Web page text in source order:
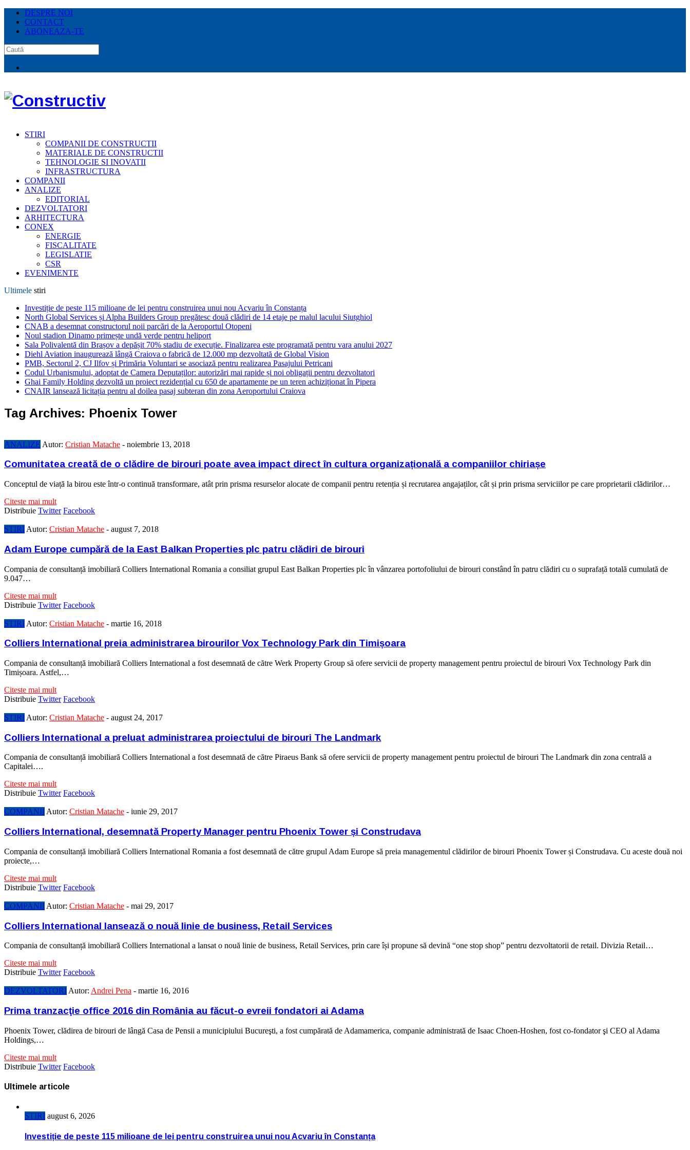
DESPRE NOI
CONTACT
ABONEAZA-TE
STIRI
COMPANII DE CONSTRUCTII
MATERIALE DE CONSTRUCTII
TEHNOLOGIE SI INOVATII
INFRASTRUCTURA
COMPANII
ANALIZE
EDITORIAL
DEZVOLTATORI
ARHITECTURA
CONEX
ENERGIE
FISCALITATE
LEGISLATIE
CSR
EVENIMENTE
Ultimele stiri
Investiție de peste 115 milioane de lei pentru construirea unui nou Acvariu în Constanța
North Global Services și Alpha Builders Group pregătesc două clădiri de 14 etaje pe malul lacului Siutghiol
CNAB a desemnat constructorul noii parcări de la Aeroportul Otopeni
Noul stadion Dinamo primește undă verde pentru heliport
Sala Polivalentă din Brașov a depășit 70% stadiu de execuție. Finalizarea este programată pentru vara anului 2027
Diehl Aviation inaugurează lângă Craiova o fabrică de 12.000 mp dezvoltată de Global Vision
PMB, Sectorul 2, CJ Ilfov și Primăria Voluntari se asociază pentru realizarea Pasajului Petricani
Codul Urbanismului, adoptat de Camera Deputaților: autorizări mai rapide și noi obligații pentru dezvoltatori
Ghai Family Holding dezvoltă un proiect rezidențial cu 650 de apartamente pe un teren achiziționat în Pipera
CNAIR lansează licitația pentru al doilea pasaj subteran din zona Aeroportului Craiova
Tag Archives: Phoenix Tower
ANALIZE Autor: Cristian Matache - noiembrie 13, 2018
Comunitatea creată de o clădire de birouri poate avea impact direct în cultura organizațională a companiilor chiriașe
Conceptul de viață la birou este într-o continuă transformare, atât prin prisma resurselor alocate de companii pentru retenția și recrutarea angajaților, cât și prin prisma serviciilor pe care proprietarii clădirilor…
Citeste mai mult
Distribuie Twitter Facebook
STIRI Autor: Cristian Matache - august 7, 2018
Adam Europe cumpără de la East Balkan Properties plc patru clădiri de birouri
Compania de consultanță imobiliară Colliers International Romania a consiliat grupul East Balkan Properties plc în vânzarea portofoliului de birouri constând în patru clădiri cu o suprafață totală cumulată de
9.047…
Citeste mai mult
Distribuie Twitter Facebook
STIRI Autor: Cristian Matache - martie 16, 2018
Colliers International preia administrarea birourilor Vox Technology Park din Timișoara
Compania de consultanță imobiliară Colliers International a fost desemnată de către Werk Property Group să ofere servicii de property management pentru proiectul de birouri Vox Technology Park din
Timișoara. Astfel,…
Citeste mai mult
Distribuie Twitter Facebook
STIRI Autor: Cristian Matache - august 24, 2017
Colliers International a preluat administrarea proiectului de birouri The Landmark
Compania de consultanță imobiliară Colliers International a fost desemnată de către Piraeus Bank să ofere servicii de property management pentru proiectul de birouri The Landmark din zona centrală a
Capitalei….
Citeste mai mult
Distribuie Twitter Facebook
COMPANIIAutor: Cristian Matache - iunie 29, 2017
Colliers International, desemnată Property Manager pentru Phoenix Tower și Construdava
Compania de consultanță imobiliară Colliers International Romania a fost desemnată de către grupul Adam Europe să preia managementul clădirilor de birouri Phoenix Tower și Construdava. Cu aceste două noi
proiecte,…
Citeste mai mult
Distribuie Twitter Facebook
COMPANII Autor: Cristian Matache - mai 29, 2017
Colliers International lansează o nouă linie de business, Retail Services
Compania de consultanță imobiliară Colliers International a lansat o nouă linie de business, Retail Services, prin care își propune să devină “one stop shop” pentru dezvoltatorii de retail. Divizia Retail…
Citeste mai mult
Distribuie Twitter Facebook
DEZVOLTATORI Autor: Andrei Pena - martie 16, 2016
Prima tranzacţie office 2016 din România au făcut-o evreii fondatori ai Adama
Phoenix Tower, clădirea de birouri de lângă Casa de Pensii a municipiului Bucureşti, a fost cumpărată de Adamamerica, companie administrată de Isaac Choen-Hoshen, fost co-fondator şi CEO al Adama
Holdings,…
Citeste mai mult
Distribuie Twitter Facebook
Ultimele articole
STIRI august 6, 2026
Investiție de peste 115 milioane de lei pentru construirea unui nou Acvariu în Constanța